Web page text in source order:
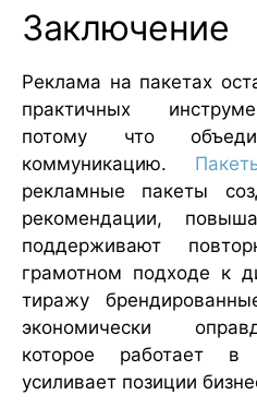
Заключение
Реклама на пакетах
практичных
потому что
коммуникацию.
рекламные пакеты
рекомендации,
поддерживают
грамотном подходе к
тиражу
экономически
которое работает
усиливает позиции